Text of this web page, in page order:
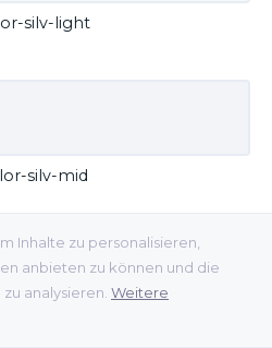
Inhalte zu personalisieren,
anbieten zu können und die
analysieren. Weitere
silv-light
silv-mid